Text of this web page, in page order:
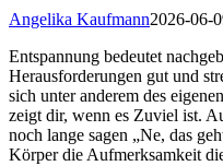
Angelika Kaufmann2026-06-
Entspannung bedeutet
Herausforderungen gut und
sich unter anderem des
zeigt dir, wenn es Zuviel ist.
noch lange sagen „Ne, das
Körper die Aufmerksamkeit